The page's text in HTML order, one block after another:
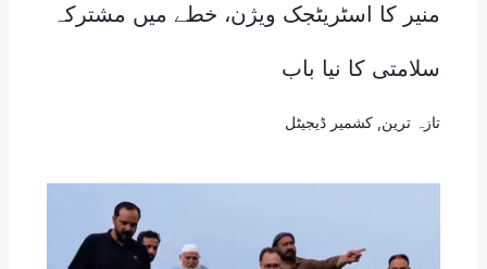
منیر کا اسٹریٹجک ویژن، خطے میں مشترکہ
سلامتی کا نیا باب
تازہ ترین کشمیر ڈیجیٹل